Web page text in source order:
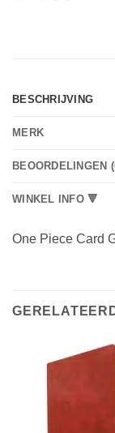
BESCHRIJVING
MERK
BEOORDELINGEN
WINKEL INFO 🔻
One Piece Card